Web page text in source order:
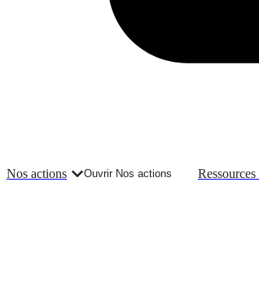
Nos actions Ouvrir Nos actions